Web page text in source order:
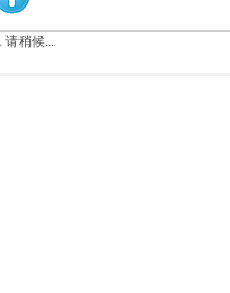
请稍候...